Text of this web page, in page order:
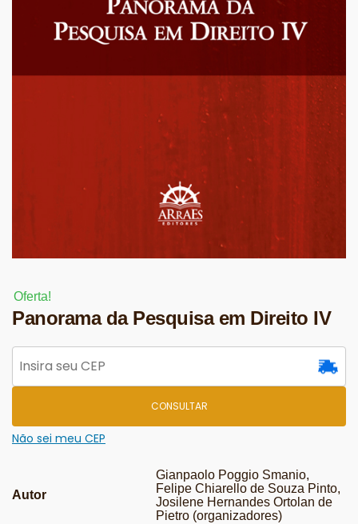
Oferta!
Panorama da Pesquisa em Direito IV
CONSULTAR
Não sei meu CEP
Autor
Gianpaolo Poggio Smanio,
Felipe Chiarello de Souza Pinto,
Josilene Hernandes Ortolan de
Pietro (organizadores)